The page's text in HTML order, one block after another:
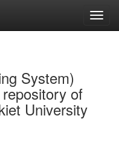
System)
of
University